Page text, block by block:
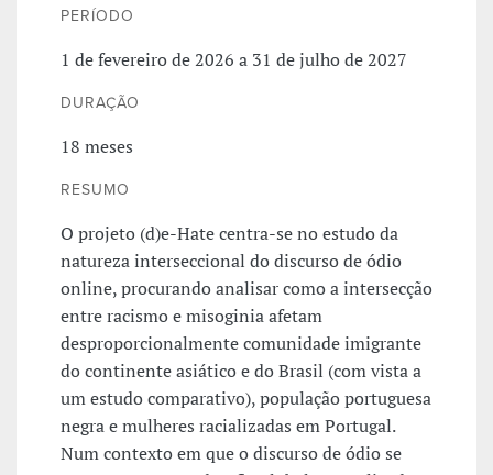
PERÍODO
1 de fevereiro de 2026 a 31 de julho de 2027
DURAÇÃO
18 meses
RESUMO
O projeto (d)e-Hate centra-se no estudo da
natureza interseccional do discurso de ódio
online, procurando analisar como a intersecção
entre racismo e misoginia afetam
desproporcionalmente comunidade imigrante
do continente asiático e do Brasil (com vista a
um estudo comparativo), população portuguesa
negra e mulheres racializadas em Portugal.
Num contexto em que o discurso de ódio se